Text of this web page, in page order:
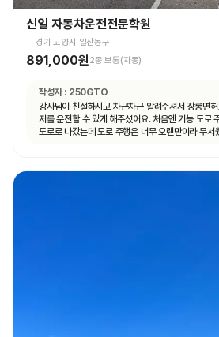
신일 자동차운전전문학원
경기 고양시 일산동구
891,000원 2종 보통(자동)
작성자 : 250GTO
강사님이 친절하시고 차근차근 알려주셔서 장롱면
저를 운전할 수 있게 해주셨어요. 처음엔 기능 도로
도로로 나갔는데 도로 주행은 너무 오랜만이라 무서